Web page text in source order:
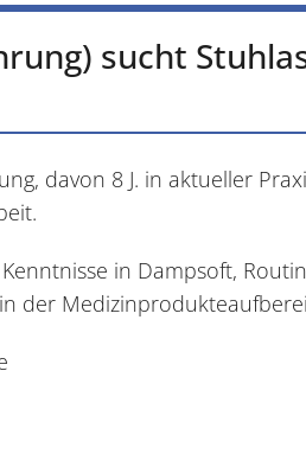
sucht
davon 8 J. in aktueller
in Dampsoft,
der